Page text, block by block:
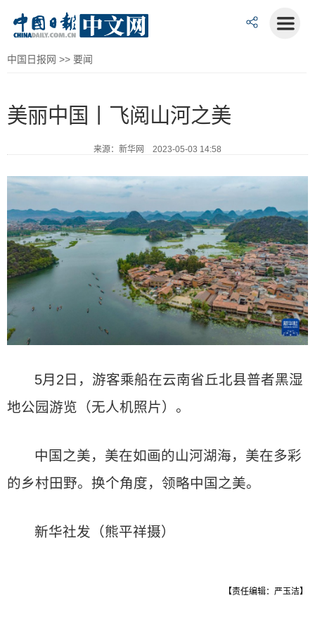
中国日报网 >> 要闻
美丽中国丨飞阅山河之美
来源：新华网 2023-05-03 14:58
5月2日，游客乘船在云南省丘北县普者黑湿
地公园游览（无人机照片）。
中国之美，美在如画的山河湖海，美在多彩
的乡村田野。换个角度，领略中国之美。
新华社发（熊平祥摄）
【责任编辑：严玉洁】